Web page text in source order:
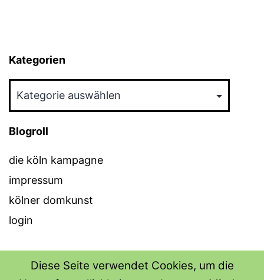
Kategorien
Blogroll
die köln kampagne
impressum
kölner domkunst
login
Diese Seite verwendet Cookies, um die